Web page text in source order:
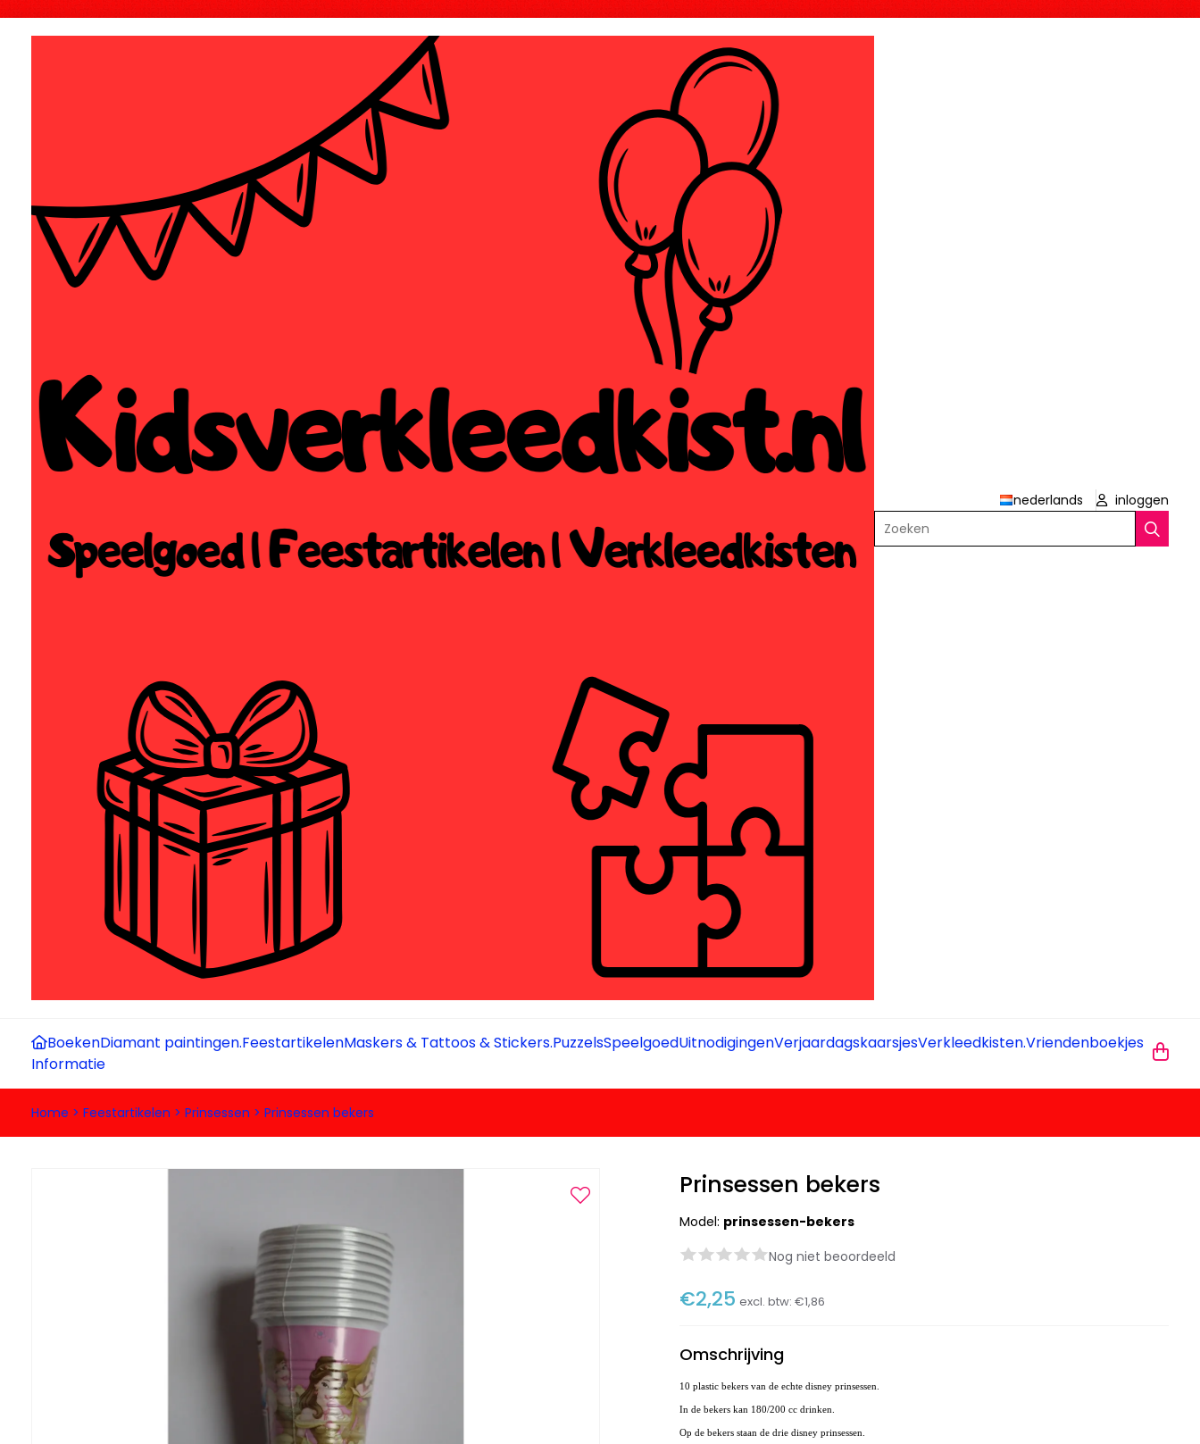
nederlands
inloggen
Zoeken
BoekenDiamant paintingen.FeestartikelenMaskers & Tattoos & Stickers.PuzzelsSpeelgoedUitnodigingenVerjaardagskaarsjesVerkleedkisten.Vriendenboekjes
Informatie
Home > Feestartikelen > Prinsessen > Prinsessen bekers
Prinsessen bekers
Model: prinsessen-bekers
Nog niet beoordeeld
€2,25 excl. btw:€1,86
Omschrijving
10 plastic bekers van de echte disney prinsessen.
In de bekers kan 180/200 cc drinken.
Op de bekers staan de drie disney prinsessen.